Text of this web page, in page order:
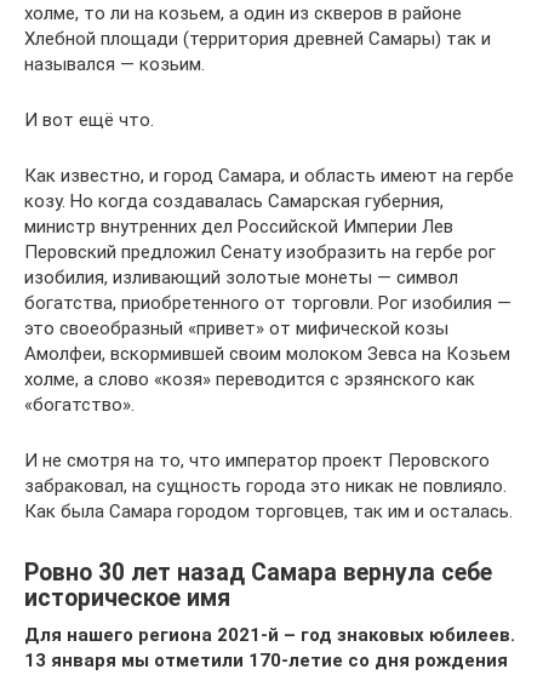
холме, то ли на козьем, а один из скверов в районе
Хлебной площади (территория древней Самары) так и
назывался — козьим.
И вот ещё что.
Как известно, и город Самара, и область имеют на гербе
козу. Но когда создавалась Самарская губерния,
министр внутренних дел Российской Империи Лев
Перовский предложил Сенату изобразить на гербе рог
изобилия, изливающий золотые монеты — символ
богатства, приобретенного от торговли. Рог изобилия —
это своеобразный «привет» от мифической козы
Амолфеи, вскормившей своим молоком Зевса на Козьем
холме, а слово «козя» переводится с эрзянского как
«богатство».
И не смотря на то, что император проект Перовского
забраковал, на сущность города это никак не повлияло.
Как была Самара городом торговцев, так им и осталась.
Ровно 30 лет назад Самара вернула себе
историческое имя
Для нашего региона 2021-й – год знаковых юбилеев.
13 января мы отметили 170-летие со дня рождения